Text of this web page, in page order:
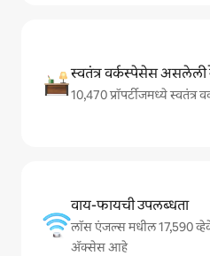
स्वतंत्र वर्कस्पेसेस असलेली
10,470 प्रॉपर्टीजमध्ये स्वतंत्र
वाय-फायची उपलब्धता
लॉस एंजल्स मधील 17,590
अ‍ॅक्सेस आहे